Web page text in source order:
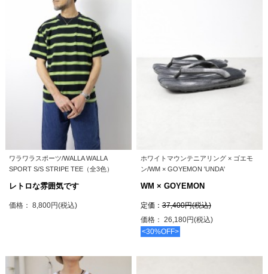
ワラワラスポーツ/WALLA WALLA
SPORT S/S STRIPE TEE（全3色）
レトロな雰囲気です
価格： 8,800円(税込)
ホワイトマウンテニアリング × ゴエモ
ン/WM × GOYEMON 'UNDA'
WM × GOYEMON
定価：37,400円(税込)
価格： 26,180円(税込)
<30%OFF>